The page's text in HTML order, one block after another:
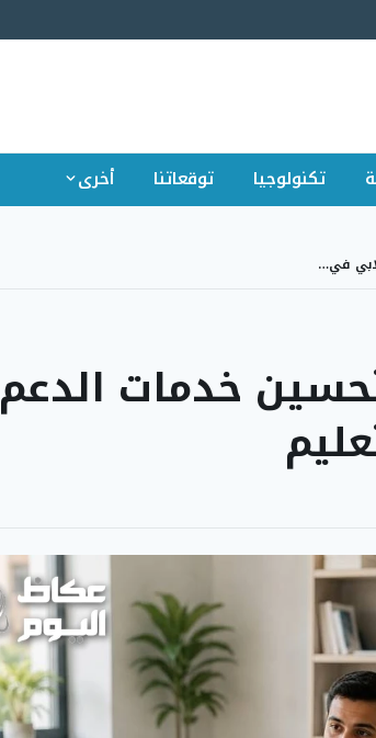
تكنولوجيا توقعاتنا أخرى
في…
خدمات الدعم